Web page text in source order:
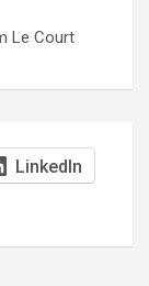
Le Court
LinkedIn